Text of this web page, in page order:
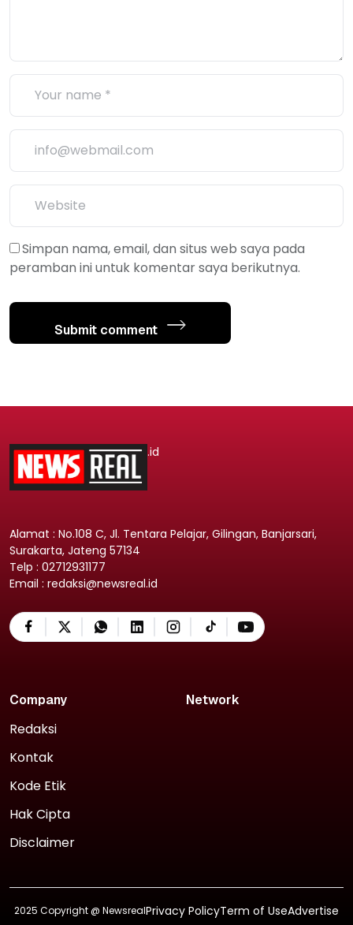
Simpan nama, email, dan situs web saya pada
peramban ini untuk komentar saya berikutnya.
Submit comment
.id
Alamat : No.108 C, Jl. Tentara Pelajar, Gilingan, Banjarsari,
Surakarta, Jateng 57134
Telp : 02712931177
Email : redaksi@newsreal.id
Company
Redaksi
Kontak
Kode Etik
Hak Cipta
Disclaimer
Network
2025 Copyright @ NewsrealPrivacy PolicyTerm of UseAdvertise